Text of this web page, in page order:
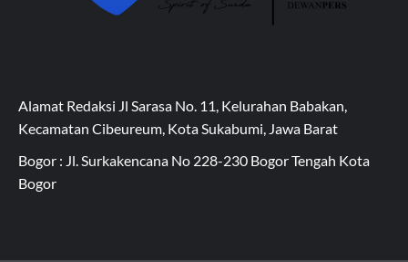
Alamat Redaksi Jl Sarasa No. 11, Kelurahan Babakan,
Kecamatan Cibeureum, Kota Sukabumi, Jawa Barat
Bogor : Jl. Surkakencana No 228-230 Bogor Tengah Kota
Bogor